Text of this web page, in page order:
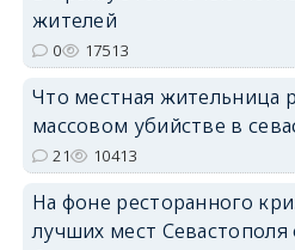
жителей
0 17513
Что местная жительница
массовом убийстве в
21 10413
На фоне ресторанного
лучших мест Севастополя